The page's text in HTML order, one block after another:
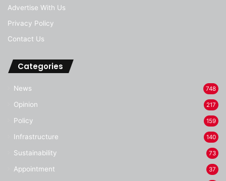
Advertise With Us
Privacy Policy
Contact Us
Categories
News 748
Opinion 217
Policy 159
Infrastructure 140
Sustainability 73
Appointment 37